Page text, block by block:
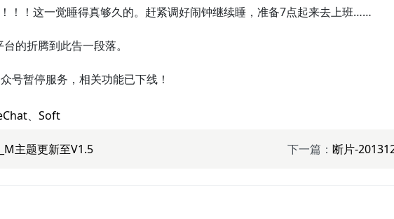
！！这一觉睡得真够久的。赶紧调好闹钟继续睡，准备7点起来去上班……
的折腾到此告一段落。
众号暂停服务，相关功能已下线！
、 Soft
主题更新至V1.5 下一篇： 断片-